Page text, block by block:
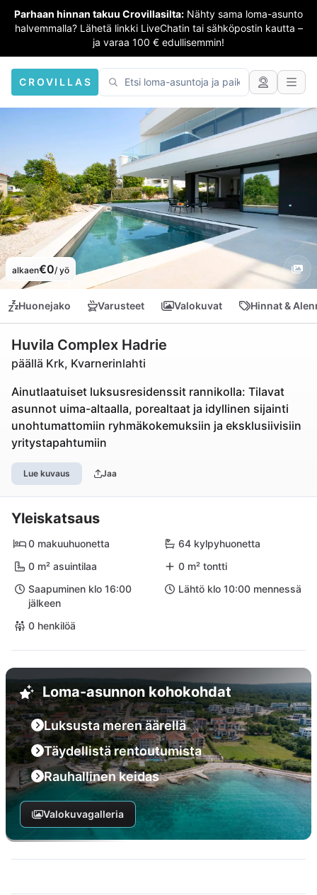
Parhaan hinnan takuu Crovillasilta: Nähty sama loma-asunto
halvemmalla? Lähetä linkki LiveChatin tai sähköpostin kautta –
ja varaa 100 € edullisemmin!
CROVILLAS
alkaen€0/ yö
Huonejako Varusteet Valokuvat Hinnat &
Huvila Complex Hadrie
päällä Krk, Kvarnerinlahti
Ainutlaatuiset luksusresidenssit rannikolla: Tilavat
asunnot uima-altaalla, porealtaat ja idyllinen sijainti
unohtumattomiin ryhmäkokemuksiin ja eksklusiivisiin
yritystapahtumiin
Lue kuvaus Jaa
Yleiskatsaus
0 makuuhuonetta
64 kylpyhuonetta
0 m² asuintilaa
0 m² tontti
Saapuminen klo 16:00
jälkeen
Lähtö klo 10:00 mennessä
0 henkilöä
Loma-asunnon kohokohdat
Luksusta meren äärellä
Täydellistä rentoutumista
Rauhallinen keidas
Valokuvagalleria